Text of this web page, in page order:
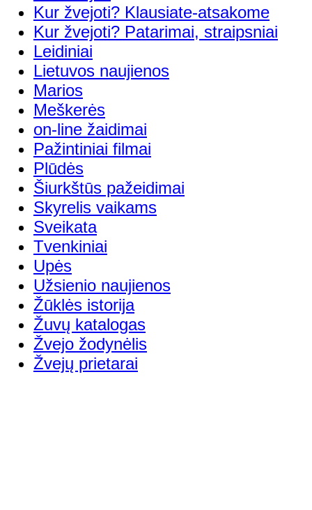
Kur žvejoti? Klausiate-atsakome
Kur žvejoti? Patarimai, straipsniai
Leidiniai
Lietuvos naujienos
Marios
Meškerės
on-line žaidimai
Pažintiniai filmai
Plūdės
Šiurkštūs pažeidimai
Skyrelis vaikams
Sveikata
Tvenkiniai
Upės
Užsienio naujienos
Žūklės istorija
Žuvų katalogas
Žvejo žodynėlis
Žvejų prietarai